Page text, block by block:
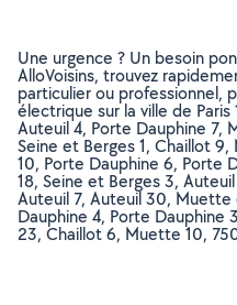
Une urgence ? Un besoin
AlloVoisins, trouvez
particulier ou professionnel,
électrique sur la ville de
Auteuil 4, Porte Dauphine 7,
Seine et Berges 1, Chaillot
10, Porte Dauphine 6, Porte
18, Seine et Berges 3,
Auteuil 7, Auteuil 30,
Dauphine 4, Porte Dauphine
23, Chaillot 6, Muette 10,